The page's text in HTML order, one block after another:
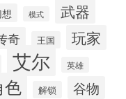
模式 武器
奇 王国 玩家
艾尔 英雄
色 解锁 谷物